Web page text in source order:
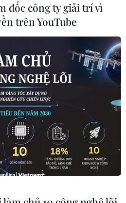
đốc công ty giải trí vì
trên YouTube